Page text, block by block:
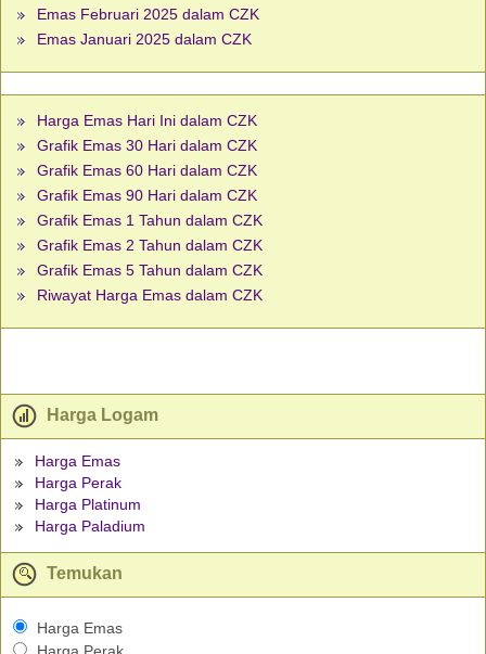
Emas Februari 2025 dalam CZK
Emas Januari 2025 dalam CZK
Harga Emas Hari Ini dalam CZK
Grafik Emas 30 Hari dalam CZK
Grafik Emas 60 Hari dalam CZK
Grafik Emas 90 Hari dalam CZK
Grafik Emas 1 Tahun dalam CZK
Grafik Emas 2 Tahun dalam CZK
Grafik Emas 5 Tahun dalam CZK
Riwayat Harga Emas dalam CZK
Harga Logam
Harga Emas
Harga Perak
Harga Platinum
Harga Paladium
Temukan
Harga Emas